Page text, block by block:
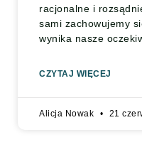
racjonalne i
sami zachowujemy
wynika nasze
CZYTAJ WIĘCEJ
Alicja Nowak 21